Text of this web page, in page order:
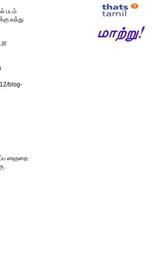
படம்
வந்து
blog-
ஹைதை